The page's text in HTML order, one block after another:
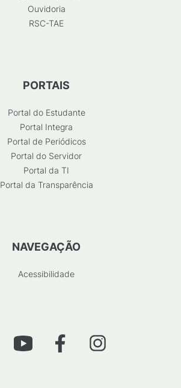
Ouvidoria
RSC-TAE
PORTAIS
Portal do Estudante
Portal Integra
Portal de Periódicos
Portal do Servidor
Portal da TI
Portal da Transparência
NAVEGAÇÃO
Acessibilidade